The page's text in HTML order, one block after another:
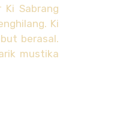
Sabrang
Ki
berasal.
mustika